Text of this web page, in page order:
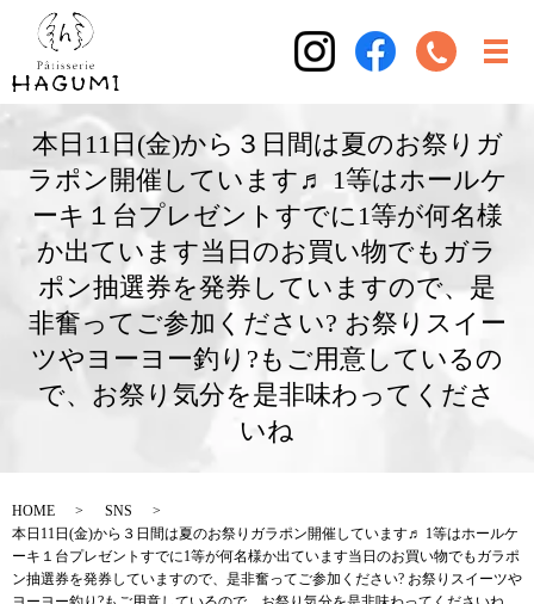
本日11日(金)から３日間は夏のお祭りガ
ラポン開催しています♬ 1等はホールケ
ーキ１台プレゼントすでに1等が何名様
か出ています当日のお買い物でもガラ
ポン抽選券を発券していますので、是
非奮ってご参加ください? お祭りスイー
ツやヨーヨー釣り?もご用意しているの
で、お祭り気分を是非味わってくださ
いね
HOME
SNS
本日11日(金)から３日間は夏のお祭りガラポン開催しています♬ 1等はホールケ
ーキ１台プレゼントすでに1等が何名様か出ています当日のお買い物でもガラポ
ン抽選券を発券していますので、是非奮ってご参加ください? お祭りスイーツや